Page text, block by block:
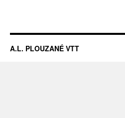
A.L. PLOUZANÉ VTT